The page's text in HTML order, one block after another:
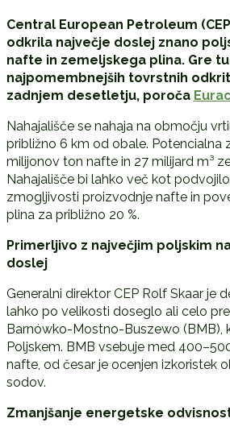
Central European Petroleum
odkrila največje doslej znano
nafte in zemeljskega plina. Gre
najpomembnejših tovrstnih
zadnjem desetletju, poroča
Nahajališče se nahaja na območju
približno 6 km od obale. Potencialna
milijonov ton nafte in 27 milijard m³
Nahajališče bi lahko več kot
zmogljivosti proizvodnje nafte in
plina za približno 20 %.
Primerljivo z največjim poljskim
doslej
Generalni direktor CEP Rolf Skaar je
lahko po velikosti doseglo ali celo
Barnówko-Mostno-Buszewo (BMB),
Poljskem. BMB vsebuje med
nafte, od česar je ocenjen izkoristek
sodov.
Zmanjšanje energetske